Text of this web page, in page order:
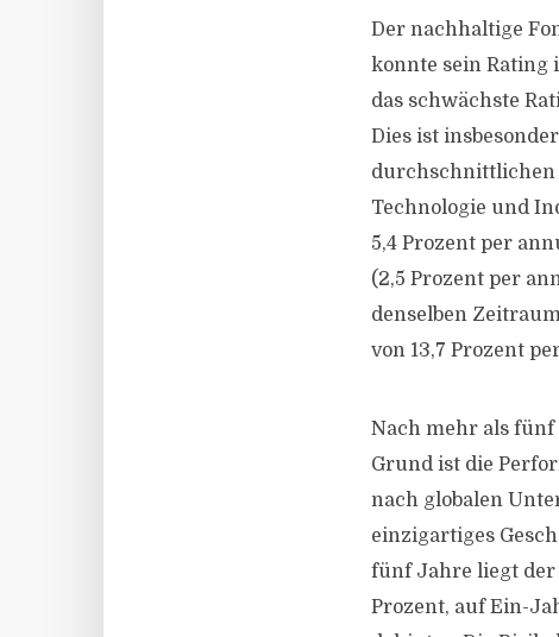
Der nachhaltige
konnte sein Rating
das schwächste
Dies ist
durchschnittlichen
Technologie und
5,4 Prozent per
(2,5 Prozent per
denselben
von 13,7 Prozent
Nach mehr als fünf
Grund ist die
nach globalen
einzigartiges
fünf Jahre liegt der
Prozent, auf Ein-